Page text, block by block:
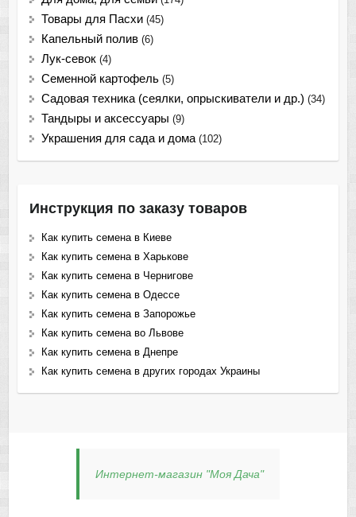
Товары для Пасхи (45)
Капельный полив (6)
Лук-севок (4)
Семенной картофель (5)
Садовая техника (сеялки, опрыскиватели и др.) (34)
Тандыры и аксессуары (9)
Украшения для сада и дома (102)
Инструкция по заказу товаров
Как купить семена в Киеве
Как купить семена в Харькове
Как купить семена в Чернигове
Как купить семена в Одессе
Как купить семена в Запорожье
Как купить семена во Львове
Как купить семена в Днепре
Как купить семена в других городах Украины
Интернет-магазин "Моя Дача"